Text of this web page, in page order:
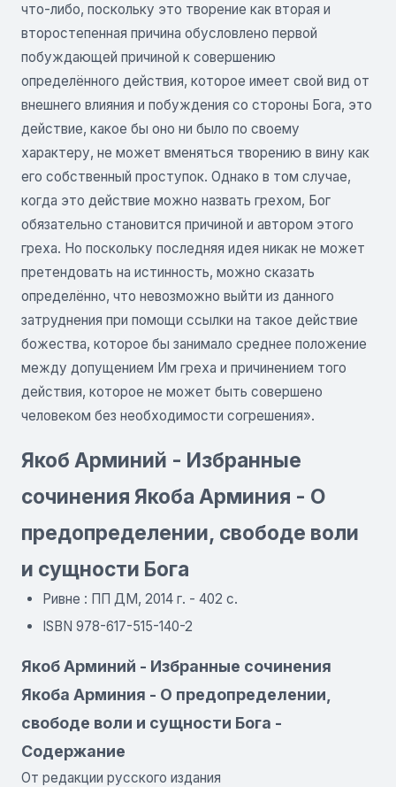
что-либо, поскольку это творение как вторая и
второстепенная причина обусловлено первой
побуждающей причиной к совершению
определённого действия, которое имеет свой вид от
внешнего влияния и побуждения со стороны Бога, это
действие, какое бы оно ни было по своему
характеру, не может вменяться творению в вину как
его собственный проступок. Однако в том случае,
когда это действие можно назвать грехом, Бог
обязательно становится причиной и автором этого
греха. Но поскольку последняя идея никак не может
претендовать на истинность, можно сказать
определённо, что невозможно выйти из данного
затруднения при помощи ссылки на такое действие
божества, которое бы занимало среднее положение
между допущением Им греха и причинением того
действия, которое не может быть совершено
человеком без необходимости согрешения».
Якоб Арминий - Избранные
сочинения Якоба Арминия - О
предопределении, свободе воли
и сущности Бога
Ривне : ПП ДМ, 2014 г. - 402 с.
ISBN 978-617-515-140-2
Якоб Арминий - Избранные сочинения
Якоба Арминия - О предопределении,
свободе воли и сущности Бога -
Содержание
От редакции русского издания